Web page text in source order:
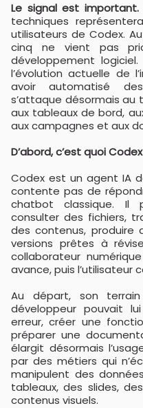
Le signal est important.
techniques
utilisateurs de Codex.
cinq ne vient pas
développement
l’évolution actuelle de
avoir automatisé
s’attaque désormais au
aux tableaux de bord,
aux campagnes et aux
D’abord, c’est quoi
Codex est un agent IA
contente pas de
chatbot classique. Il
consulter des fichiers,
des contenus, produire
versions prêtes à
collaborateur
avance, puis l’utilisateur
Au départ, son
développeur pouvait
erreur, créer une
préparer une
élargit désormais
par des métiers qui
manipulent des
tableaux, des slides,
contenus visuels.